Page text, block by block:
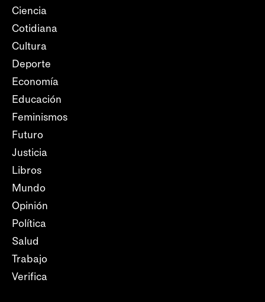
Ciencia
Cotidiana
Cultura
Deporte
Economía
Educación
Feminismos
Futuro
Justicia
Libros
Mundo
Opinión
Política
Salud
Trabajo
Verifica